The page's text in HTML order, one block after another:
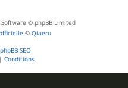
© phpBB Limited
© Qiaeru
phpBB SEO
| Conditions